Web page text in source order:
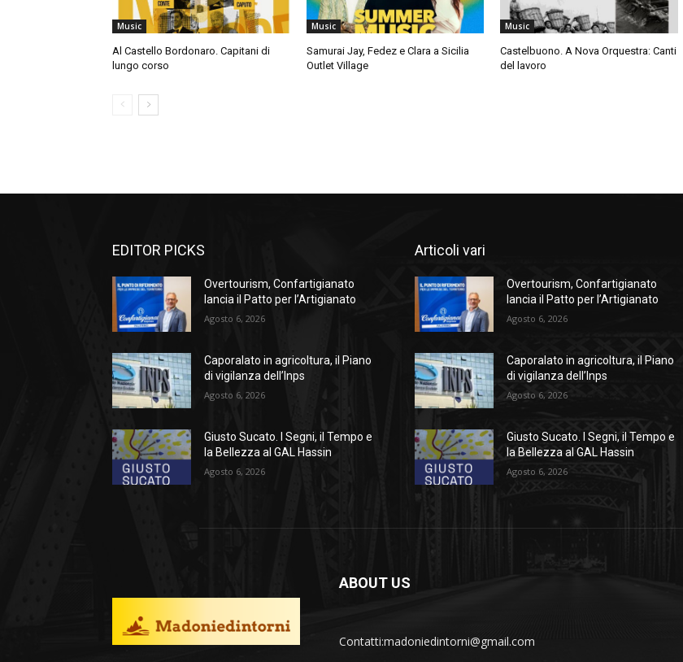
Music
Al Castello Bordonaro. Capitani di
lungo corso
Music
Samurai Jay, Fedez e Clara a Sicilia
Outlet Village
Music
Castelbuono. A Nova Orquestra: Canti
del lavoro
EDITOR PICKS
Overtourism, Confartigianato
lancia il Patto per l’Artigianato
Agosto 6, 2026
Caporalato in agricoltura, il Piano
di vigilanza dell’Inps
Agosto 6, 2026
Giusto Sucato. I Segni, il Tempo e
la Bellezza al GAL Hassin
Agosto 6, 2026
Articoli vari
Overtourism, Confartigianato
lancia il Patto per l’Artigianato
Agosto 6, 2026
Caporalato in agricoltura, il Piano
di vigilanza dell’Inps
Agosto 6, 2026
Giusto Sucato. I Segni, il Tempo e
la Bellezza al GAL Hassin
Agosto 6, 2026
ABOUT US
Contatti:madoniedintorni@gmail.com